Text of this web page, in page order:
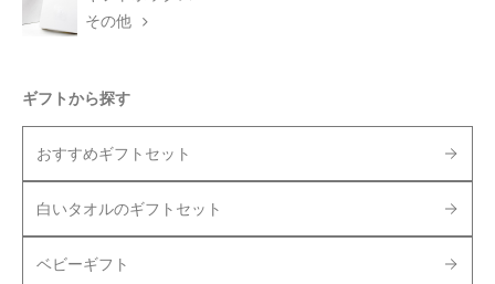
その他
ギフトから探す
おすすめギフトセット
白いタオルのギフトセット
ベビーギフト